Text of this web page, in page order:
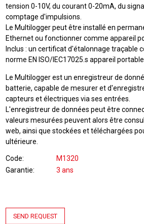
tension 0-10V, du courant 0-20mA, du
comptage d'impulsions.
Le Multilogger peut être installé en
Ethernet ou fonctionner comme appareil
Inclus : un certificat d'étalonnage traçable
norme EN ISO/IEC17025.s appareil portable.
Le Multilogger est un enregistreur de
batterie, capable de mesurer et
capteurs et électriques via ses entrées.
L'enregistreur de données peut être
valeurs mesurées peuvent alors être
web, ainsi que stockées et téléchargées
ultérieure.
Code
M1320
Garantie
3 ans
SEND REQUEST